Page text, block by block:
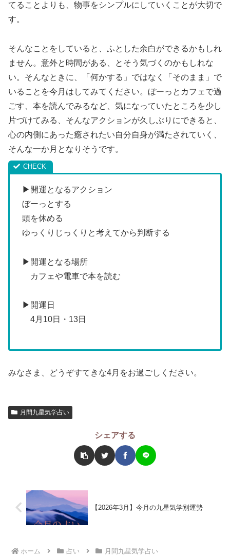
てることよりも、物事をシンプルにしていくことが大切で
す。
そんなことをしていると、ふとした余白ができるかもしれ
ません。意外と時間がある、とそう気づくのかもしれな
い。そんなときに、「何かする」ではなく「そのまま」で
いることを今月はしてみてください。ぼーっとカフェで過
ごす、本を読んでみるなど、気になっていたところを少し
片づけてみる、そんなアクションが久しぶりにできると、
心の内側にあった癒されたい自分自身が満たされていく、
そんな一か月となりそうです。
▶開運となるアクション
ぼーっとする
頭を休める
ゆっくりじっくりと考えてから判断する
▶開運となる場所
カフェや電車で本を読む
▶開運日
4月10日・13日
みなさま、どうぞすてきな4月をお過ごしください。
月間九星気学占い
シェアする
【2026年3月】今月の九星気学別運勢
ホーム 占い 月間九星気学占い